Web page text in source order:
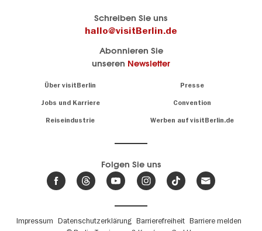
Schreiben Sie uns
hallo@visitBerlin.de
Abonnieren Sie
unseren Newsletter
Über visitBerlin Presse
Jobs und Karriere Convention
Reiseindustrie Werben auf visitBerlin.de
sind
für Sie da.
Tickets
Wir haben den
Insidertipps
Trends
Folgen Sie uns
Fußbereichsmenü
Impressum Datenschutzerklärung Barrierefreiheit Barriere melden